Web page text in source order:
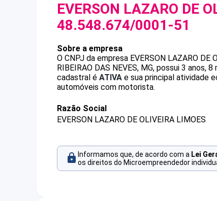
EVERSON LAZARO DE
48.548.674/0001-51
Sobre a empresa
O CNPJ da empresa EVERSON LAZARO DE
RIBEIRAO DAS NEVES, MG, possui 3
cadastral é ATIVA e sua principal atividade
automóveis com motorista.
Razão Social
EVERSON LAZARO DE OLIVEIRA LIMOES
Informamos que, de acordo com a Lei
os direitos do Microempreendedor